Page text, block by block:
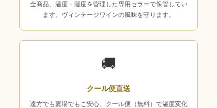
全商品、温度・湿度を管理した専用セラーで保管してい
ます。ヴィンテージワインの風味を守ります。
🚚
クール便直送
遠方でも夏場でもご安心。クール便（無料）で温度変化